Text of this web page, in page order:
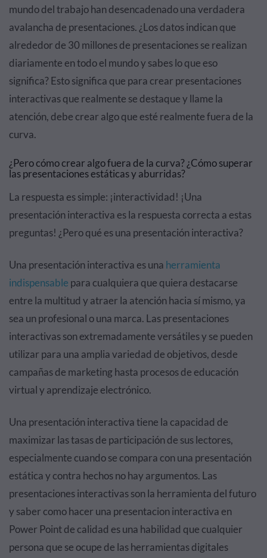
mundo del trabajo han desencadenado una verdadera
avalancha de presentaciones. ¿Los datos indican que
alrededor de 30 millones de presentaciones se realizan
diariamente en todo el mundo y sabes lo que eso
significa? Esto significa que para crear presentaciones
interactivas que realmente se destaque y llame la
atención, debe crear algo que esté realmente fuera de la
curva.
¿Pero cómo crear algo fuera de la curva? ¿Cómo superar
las presentaciones estáticas y aburridas?
La respuesta es simple: ¡interactividad! ¡Una
presentación interactiva es la respuesta correcta a estas
preguntas! ¿Pero qué es una presentación interactiva?
Una presentación interactiva es una herramienta
indispensable para cualquiera que quiera destacarse
entre la multitud y atraer la atención hacia sí mismo, ya
sea un profesional o una marca. Las presentaciones
interactivas son extremadamente versátiles y se pueden
utilizar para una amplia variedad de objetivos, desde
campañas de marketing hasta procesos de educación
virtual y aprendizaje electrónico.
Una presentación interactiva tiene la capacidad de
maximizar las tasas de participación de sus lectores,
especialmente cuando se compara con una presentación
estática y contra hechos no hay argumentos. Las
presentaciones interactivas son la herramienta del futuro
y saber como hacer una presentacion interactiva en
Power Point de calidad es una habilidad que cualquier
persona que se ocupe de las herramientas digitales